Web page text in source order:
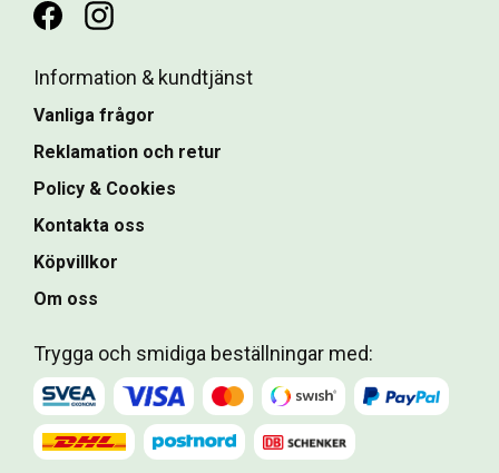
Information & kundtjänst
Vanliga frågor
Reklamation och retur
Policy & Cookies
Kontakta oss
Köpvillkor
Om oss
Trygga och smidiga beställningar med: